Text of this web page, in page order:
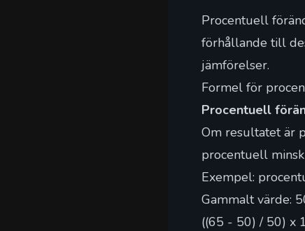
Procentuell
förhållande till
jämförelser.
Formel för
Procentuell
Om resultatet är
procentuell
Exempel:
Gammalt värde:
((65 - 50) / 50) x